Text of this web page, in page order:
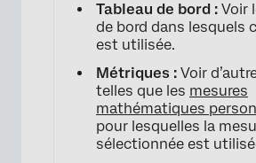
Tableau de bord : Voir
de bord dans lesquels
est utilisée.
Métriques : Voir
telles que les mesures
mathématiques
pour lesquelles la
sélectionnée est